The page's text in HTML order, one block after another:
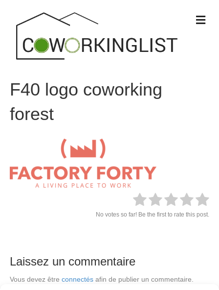
M
e
F40 logo coworking
forest
No votes so far! Be the first to rate this post.
Laissez un commentaire
Vous devez être connectés afin de publier un commentaire.